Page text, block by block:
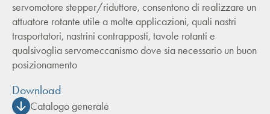
servomotore stepper/riduttore, consentono di realizzare un
attuatore rotante utile a molte applicazioni, quali nastri
trasportatori, nastrini contrapposti, tavole rotanti e
qualsivoglia servomeccanismo dove sia necessario un buon
posizionamento
Download
Catalogo generale